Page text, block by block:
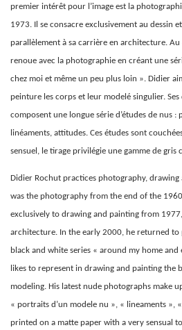
premier intérêt pour l’image est la
1973. Il se consacre exclusivement au dessin
parallèlement à sa carrière en architecture. Au
renoue avec la photographie en créant une
chez moi et même un peu plus loin ». Didier
peinture les corps et leur modelé singulier.
composent une longue série d’études de nus :
linéaments, attitudes. Ces études sont
sensuel, le tirage privilégie une gamme de gris
Didier Rochut practices photography,
was the photography from the end of the
exclusively to drawing and painting from
architecture. In the early 2000, he returned
black and white series « around my home
likes to represent in drawing and painting the
modeling. His latest nude photographs make
« portraits d’un modele nu », « lineaments »,
printed on a matte paper with a very sensual